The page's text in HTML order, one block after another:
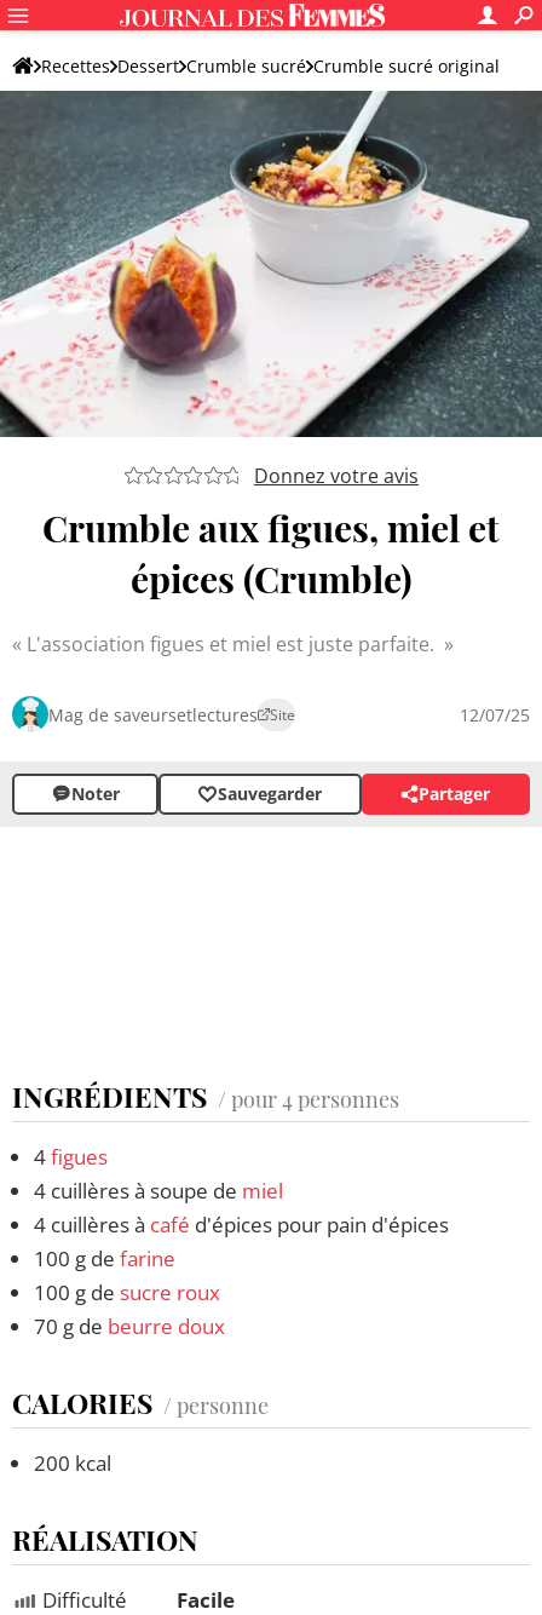
Recettes Dessert Crumble sucré Crumble sucré original
Donnez votre avis
Crumble aux figues, miel et
épices (Crumble)
L'association figues et miel est juste parfaite.
Mag de saveursetlectures Site 12/07/25
Noter Sauvegarder Partager
INGRÉDIENTS / pour 4 personnes
4figues
4 cuillères à soupe de miel
4 cuillères à café d'épices pour pain d'épices
100 g de farine
100 g de sucre roux
70 g de beurre doux
CALORIES / personne
200 kcal
RÉALISATION
Difficulté
Facile